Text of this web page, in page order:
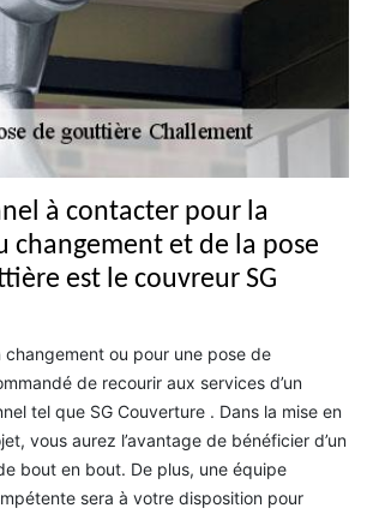
à contacter pour la
changement et de la pose
est le couvreur SG
ou pour une pose de
de recourir aux services d’un
tel que SG Couverture . Dans la mise en
vous aurez l’avantage de bénéficier d’un
bout en bout. De plus, une équipe
sera à votre disposition pour